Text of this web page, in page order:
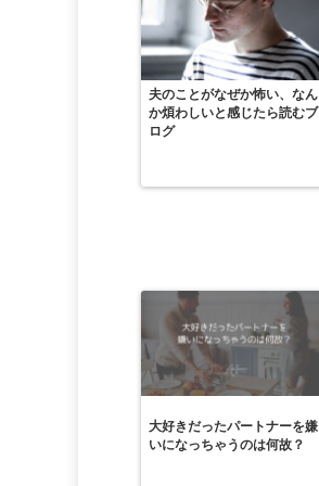
夫のことがなぜか怖い、なん
か煩わしいと感じたら読むブ
ログ
大好きだったパートナーを嫌
いになっちゃうのは何故？